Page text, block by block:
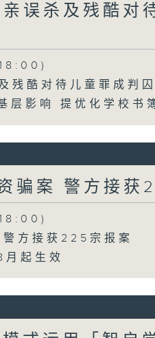
误杀及残酷对
残酷对待儿童罪成判
层影响 提优化学校书
骗案 警方接获
方接获225宗报案
起生效